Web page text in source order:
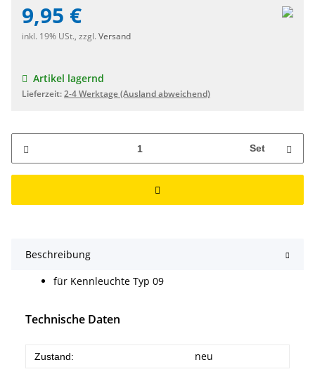
9,95 €
inkl. 19% USt., zzgl. Versand
Artikel lagernd
Lieferzeit:2-4 Werktage(Ausland abweichend)
Set
Beschreibung
für Kennleuchte Typ 09
Technische Daten
Zustand: neu